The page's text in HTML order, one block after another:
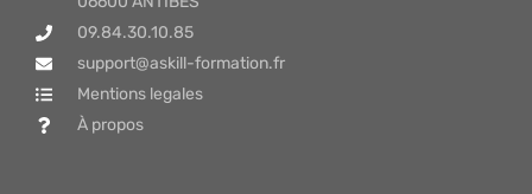
09.84.30.10.85
support@askill-formation.fr
Mentions legales
À propos